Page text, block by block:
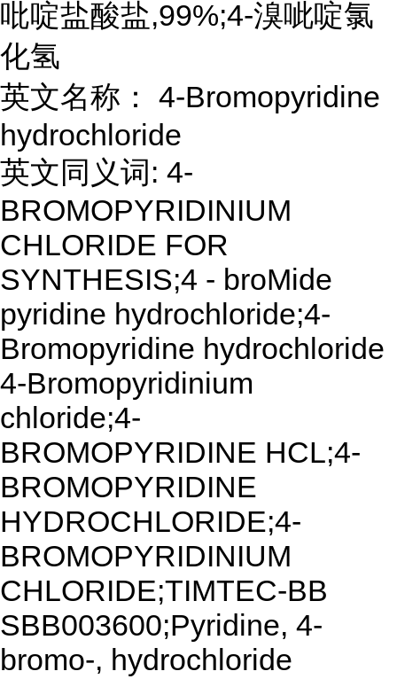
吡啶盐酸盐,99%;4-溴呲啶氯
化氢
英文名称： 4-Bromopyridine
hydrochloride
英文同义词: 4-
BROMOPYRIDINIUM
CHLORIDE FOR
SYNTHESIS;4 - broMide
pyridine hydrochloride;4-
Bromopyridine hydrochloride
4-Bromopyridinium
chloride;4-
BROMOPYRIDINE HCL;4-
BROMOPYRIDINE
HYDROCHLORIDE;4-
BROMOPYRIDINIUM
CHLORIDE;TIMTEC-BB
SBB003600;Pyridine, 4-
bromo-, hydrochloride